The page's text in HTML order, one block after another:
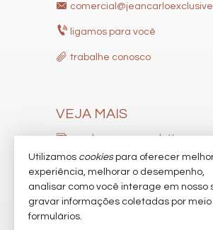
Hidromassagem
ligamos para você
trabalhe conosco
VEJA MAIS
receba nosso newsletter
indicadores financeiros
cadastre seu imóvel
imóveis favoritos
Utilizamos cookiespara oferecer
experiência, melhorar o desempenho,
analisar como você interage em nosso
gravar informações coletadas por meio
formulários.